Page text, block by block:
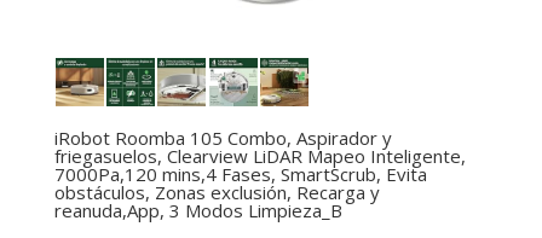
iRobot Roomba 105 Combo, Aspirador y
friegasuelos, Clearview LiDAR Mapeo Inteligente,
7000Pa,120 mins,4 Fases, SmartScrub, Evita
obstáculos, Zonas exclusión, Recarga y
reanuda,App, 3 Modos Limpieza_B